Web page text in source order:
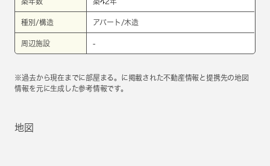
築年数 築42年
種別/構造 アパート/木造
周辺施設 -
※過去から現在までに部屋まる。に掲載された不動産情報と提携先の地図
情報を元に生成した参考情報です。
地図